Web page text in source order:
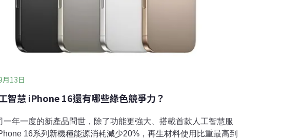
13日
智慧 iPhone 16還有哪些綠色競爭力？
一年一度的新產品問世，除了功能更強大、搭載首款人工智慧服
16系列新機種能源消耗減少20%，再生材料使用比重最高到